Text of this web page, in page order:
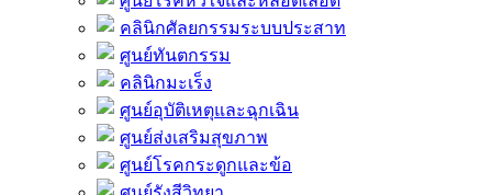
คลินิกศัลยกรรมระบบประสาท
ศูนย์ทันตกรรม
คลินิกมะเร็ง
ศูนย์อุบัติเหตุและฉุกเฉิน
ศูนย์ส่งเสริมสุขภาพ
ศูนย์โรคกระดูกและข้อ